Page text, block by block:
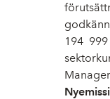
194